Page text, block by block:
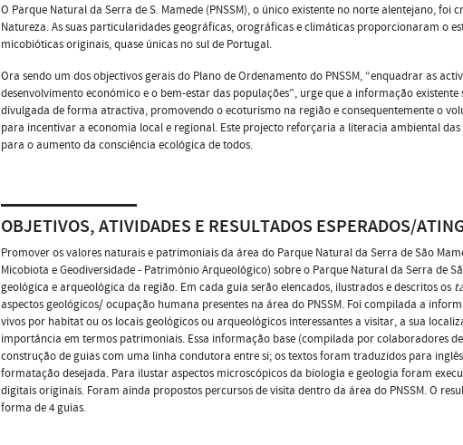
O Parque Natural da Serra de S. Mamede (PNSSM), o único existente no norte alentejano, foi
Natureza. As suas particularidades geográficas, orográficas e climáticas proporcionaram o
micobióticas originais, quase únicas no sul de Portugal.
Ora sendo um dos objectivos gerais do Plano de Ordenamento do PNSSM, “enquadrar as
desenvolvimento económico e o bem-estar das populações”, urge que a informação existente
divulgada de forma atractiva, promovendo o ecoturismo na região e consequentemente o
para incentivar a economia local e regional. Este projecto reforçaria a literacia ambiental
para o aumento da consciência ecológica de todos.
OBJETIVOS, ATIVIDADES E RESULTADOS ESPERADOS/
Promover os valores naturais e patrimoniais da área do Parque Natural da Serra de São
Micobiota e Geodiversidade - Património Arqueológico) sobre o Parque Natural da Serra de
geológica e arqueológica da região. Em cada guia serão elencados, ilustrados e descritos os
aspectos geológicos/ ocupação humana presentes na área do PNSSM. Foi compilada a
vivos por habitat ou os locais geológicos ou arqueológicos interessantes a visitar, a sua
importância em termos patrimoniais. Essa informação base (compilada por colaboradores
construção de guias com uma linha condutora entre si; os textos foram traduzidos para
formatação desejada. Para ilustar aspectos microscópicos da biologia e geologia foram
digitais originais. Foram ainda propostos percursos de visita dentro da área do PNSSM. O
forma de 4 guias.